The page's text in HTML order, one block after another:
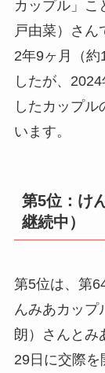
カップル」こ
戸由菜）さん
2年9ヶ月（約
したが、
したカップ
います。
第5位：け
継続中）
第5位は、第
んみあカップ
朗）さんとみ
29日に交際